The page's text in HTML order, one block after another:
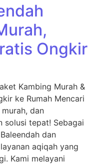
Ongkir
Kambing Murah &
ke Rumah Mencari
dan
solusi tepat! Sebagai
dan
aqiqah yang
Kami melayani